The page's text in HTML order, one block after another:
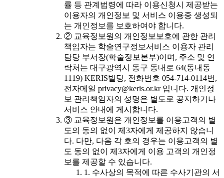
률 등 관계법령에 따라 이용신청시 제공받는
이용자의 개인정보 및 서비스 이용중 생성되
는 개인정보를 보호하여야 합니다.
② 교육정보원의 개인정보보호에 관한 관리
책임자는 학술연구정보서비스 이용자 관리
담당 부서장(학술정보본부)이며, 주소 및 연
락처는 대구광역시 동구 동내로 64(동내동
1119) KERIS빌딩, 전화번호 054-714-0114번,
전자메일 privacy@keris.or.kr 입니다. 개인정
보 관리책임자의 성명은 별도로 공지하거나
서비스 안내에 게시합니다.
③ 교육정보원은 개인정보를 이용고객의 별
도의 동의 없이 제3자에게 제공하지 않습니
다. 다만, 다음 각 호의 경우는 이용고객의 별
도 동의 없이 제3자에게 이용 고객의 개인정
보를 제공할 수 있습니다.
1. 수사상의 목적에 따른 수사기관의 서